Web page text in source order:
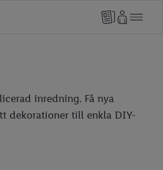
inredning. Få nya
dekorationer till enkla DIY-